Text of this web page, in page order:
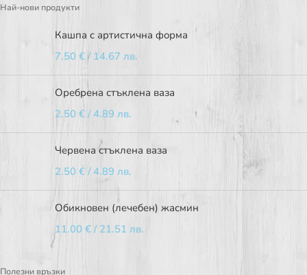
Най-нови продукти
Кашпа с артистична форма
7.50 € / 14.67 лв.
Оребрена стъклена ваза
2.50 € / 4.89 лв.
Червена стъклена ваза
2.50 € / 4.89 лв.
Обикновен (лечебен) жасмин
11.00 € / 21.51 лв.
Полезни връзки